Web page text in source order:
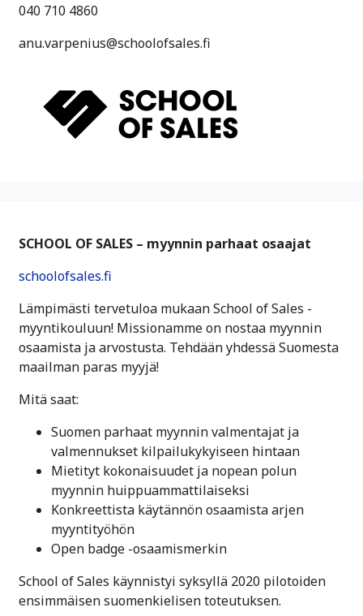
040 710 4860
anu.varpenius@schoolofsales.fi
SCHOOL OF SALES – myynnin parhaat osaajat
schoolofsales.fi
Lämpimästi tervetuloa mukaan School of Sales -
myyntikouluun! Missionamme on nostaa myynnin
osaamista ja arvostusta. Tehdään yhdessä Suomesta
maailman paras myyjä!
Mitä saat:
Suomen parhaat myynnin valmentajat ja
valmennukset kilpailukykyiseen hintaan
Mietityt kokonaisuudet ja nopean polun
myynnin huippuammattilaiseksi
Konkreettista käytännön osaamista arjen
myyntityöhön
Open badge -osaamismerkin
School of Sales käynnistyi syksyllä 2020 pilotoiden
ensimmäisen suomenkielisen toteutuksen.